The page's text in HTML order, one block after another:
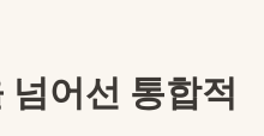
넘어선 통합적